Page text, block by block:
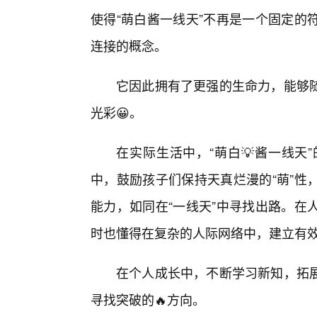
使得“萌白酱一线天”不再是一个固定
连接的概念。
它因此拥有了更强的生命力，能
光彩😀。
在实际生活中，“萌白💡酱一线天
中，鼓励孩子们保持天真烂漫的“萌”
能力，如同在“一线天”中寻找出路。
时也懂得在复杂的人际网络中，建立有
在个人成长中，不断学习新知，拓
寻找突破的🔥方向。